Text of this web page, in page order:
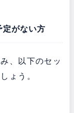
がない方
、以下のセッ
ょう。